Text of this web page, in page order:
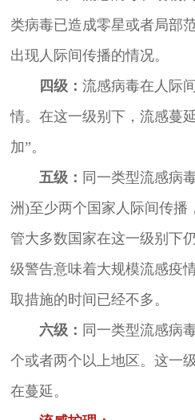
类病毒已造成零星或者局部
出现人际间传播的情况。
四级： 流感病毒在人际
情。在这一级别下，流感蔓
加”。
五级： 同一类型流感病
洲)至少两个国家人际间传播
管大多数国家在这一级别下
级警告意味着大规模流感疫
取措施的时间已经不多。
六级： 同一类型流感病
个或者两个以上地区。这一
在蔓延。